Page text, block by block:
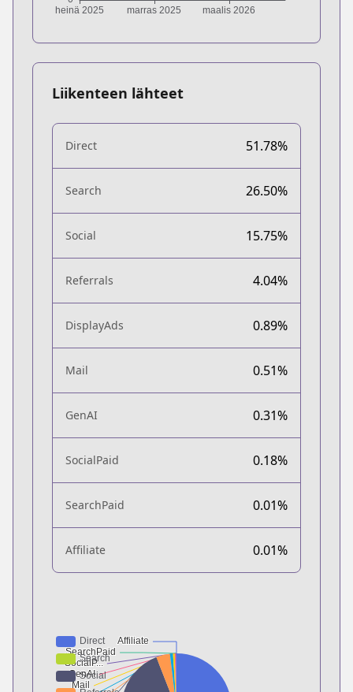
Liikenteen lähteet
Direct 51.78%
Search 26.50%
Social 15.75%
Referrals 4.04%
DisplayAds 0.89%
Mail 0.51%
GenAI 0.31%
SocialPaid 0.18%
SearchPaid 0.01%
Affiliate 0.01%